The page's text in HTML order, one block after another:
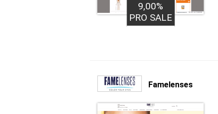
9,00%
PRO SALE
Famelenses